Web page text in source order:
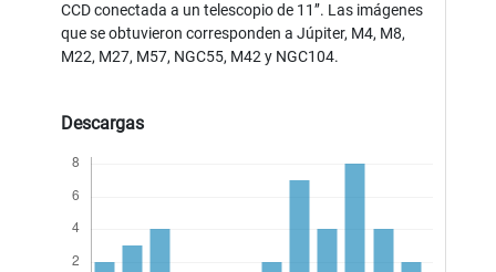
CCD conectada a un telescopio de 11’’. Las imágenes
que se obtuvieron corresponden a Júpiter, M4, M8,
M22, M27, M57, NGC55, M42 y NGC104.
Descargas